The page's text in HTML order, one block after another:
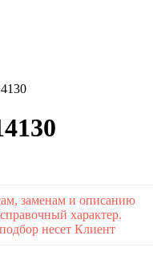
заменам и описанию
характер.
несет Клиент